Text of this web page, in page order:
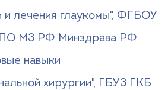
и лечения глаукомы", ФГБОУ
МЗ РФ Минздрава РФ
навыки
хирургии", ГБУЗ ГКБ